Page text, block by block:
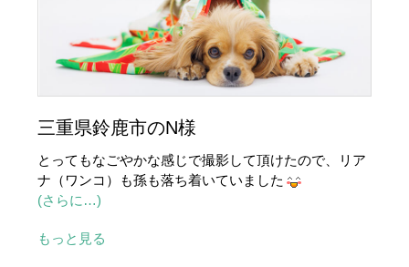
三重県鈴鹿市のN様
とってもなごやかな感じで撮影して頂けたので、リア
ナ（ワンコ）も孫も落ち着いていました
(さらに…)
もっと見る